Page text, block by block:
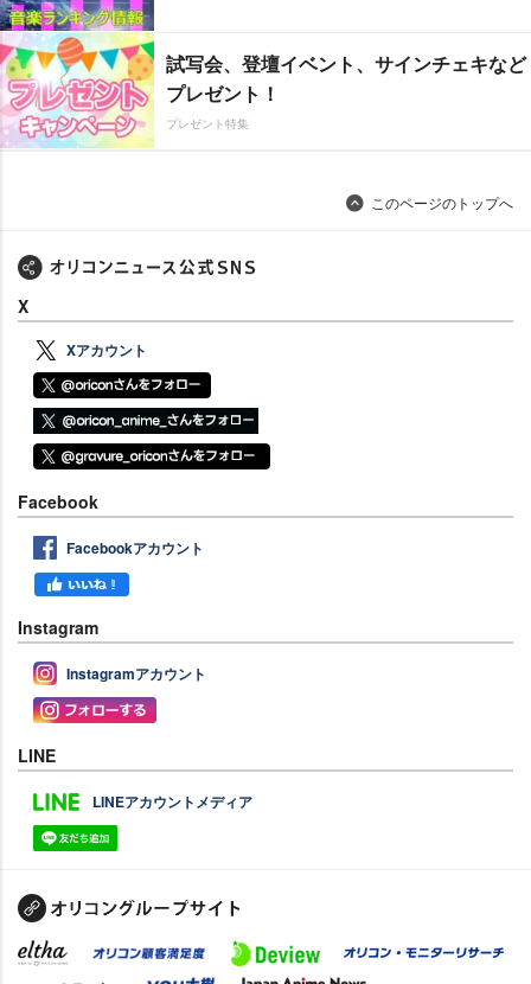
試写会、登壇イベント、サインチェキなど
プレゼント！
プレゼント特集
このページのトップへ
X
Xアカウント
Facebook
Facebookアカウント
Instagram
Instagramアカウント
LINE
LINEアカウントメディア